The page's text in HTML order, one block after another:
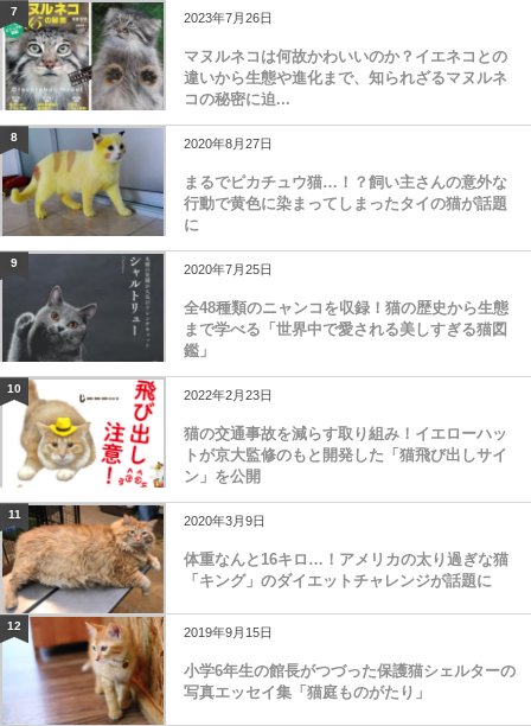
7 2023年7月26日
マヌルネコは何故かわいいのか？イエネコとの
違いから生態や進化まで、知られざるマヌルネ
コの秘密に迫...
8 2020年8月27日
まるでピカチュウ猫…！？飼い主さんの意外な
行動で黄色に染まってしまったタイの猫が話題
に
9 2020年7月25日
全48種類のニャンコを収録！猫の歴史から生態
まで学べる「世界中で愛される美しすぎる猫図
鑑」
10 2022年2月23日
猫の交通事故を減らす取り組み！イエローハッ
トが京大監修のもと開発した「猫飛び出しサイ
ン」を公開
11 2020年3月9日
体重なんと16キロ…！アメリカの太り過ぎな猫
「キング」のダイエットチャレンジが話題に
12 2019年9月15日
小学6年生の館長がつづった保護猫シェルターの
写真エッセイ集「猫庭ものがたり」